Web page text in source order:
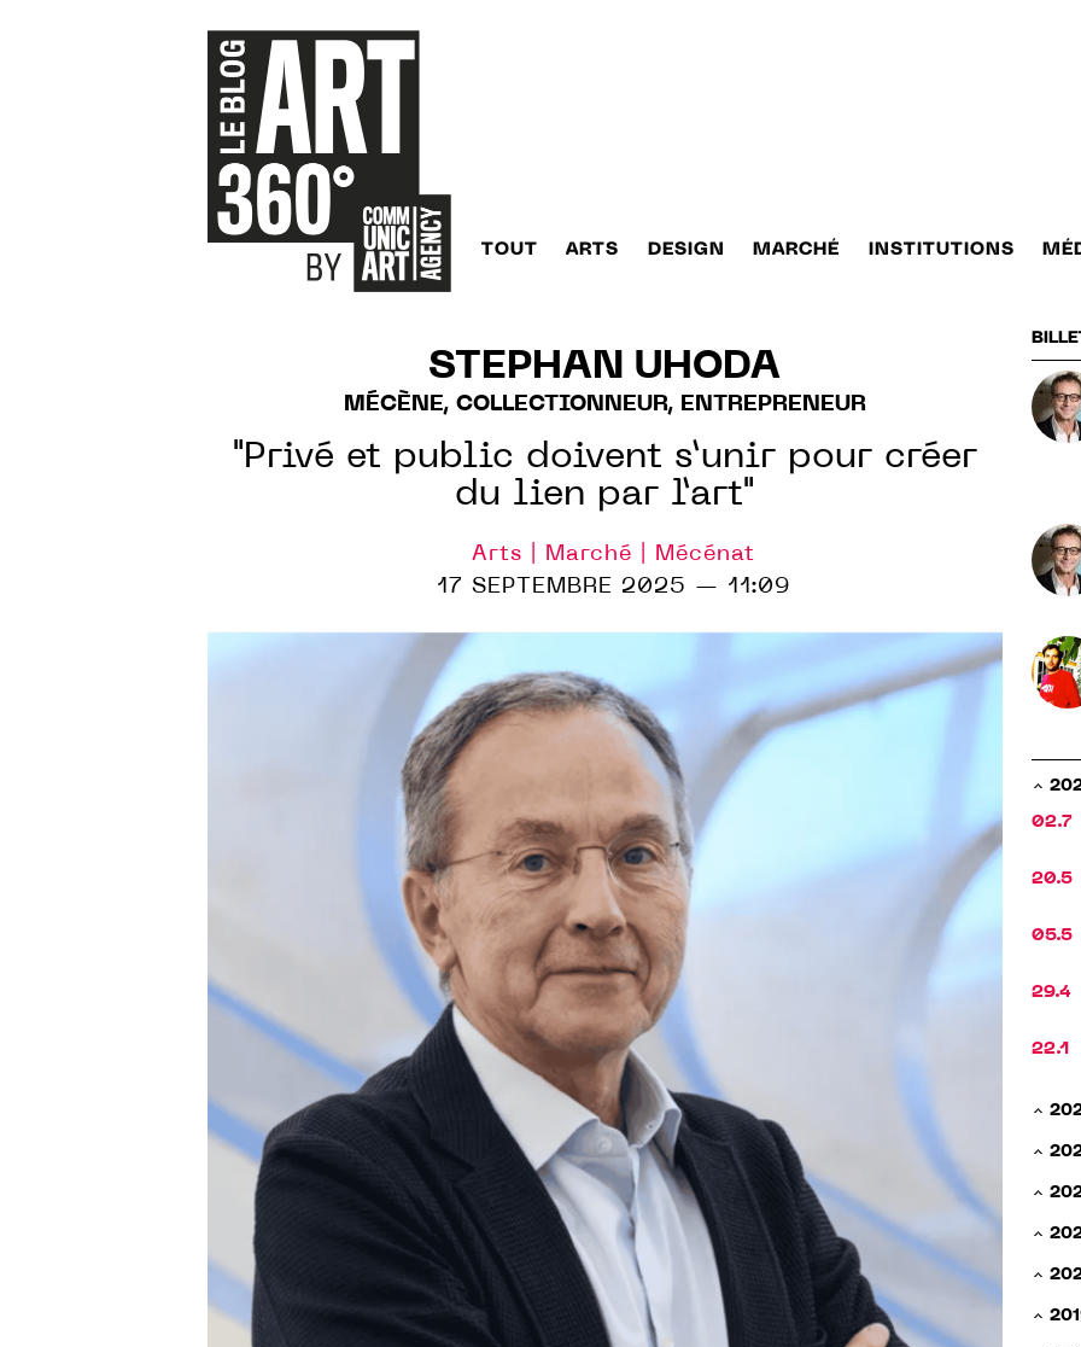
TOUT ARTS DESIGN MARCHÉ INSTITUTIONS
STEPHAN UHODA
MÉCÈNE, COLLECTIONNEUR, ENTREPRENEUR
"Privé et public doivent s’unir pour créer
du lien par l’art"
Arts | Marché | Mécénat
17 SEPTEMBRE 2025 — 11:09
02.7
20.5
05.5
29.4
22.1